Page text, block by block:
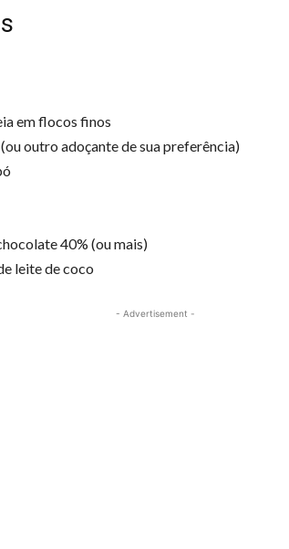
em flocos finos
outro adoçante de sua preferência)
40% (ou mais)
leite de coco
- Advertisement -